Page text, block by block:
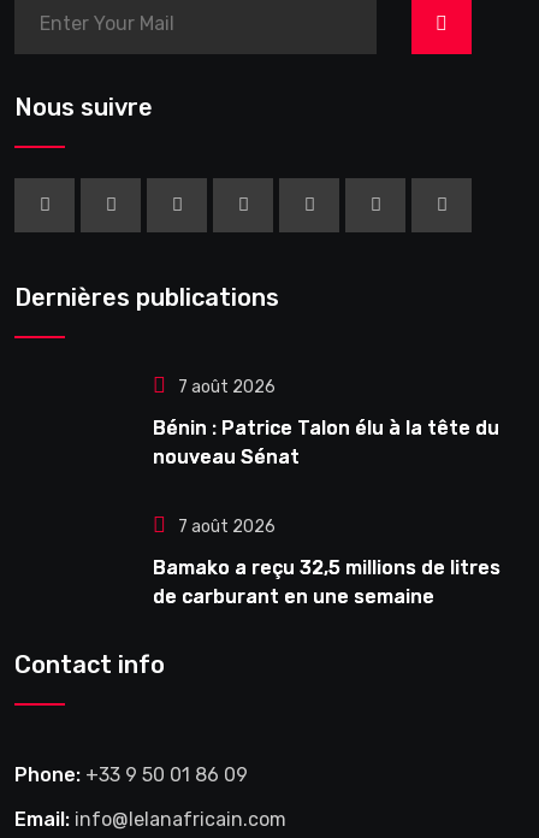
>
Nous suivre
Dernières publications
7 août 2026
Bénin : Patrice Talon élu à la tête du
nouveau Sénat
7 août 2026
Bamako a reçu 32,5 millions de litres
de carburant en une semaine
Contact info
Phone: +33 9 50 01 86 09
Email: info@lelanafricain.com